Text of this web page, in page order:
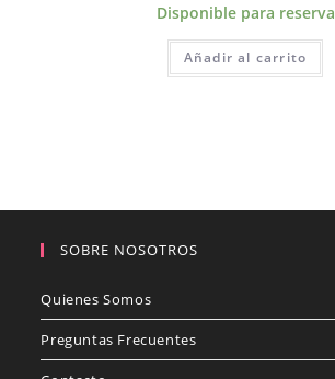
era: es:
Disponible para reserva
Añadir al carrito
SOBRE NOSOTROS
Quienes Somos
Preguntas Frecuentes